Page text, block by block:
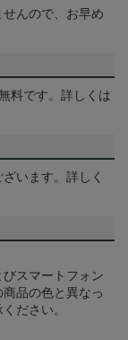
んので、お早め
料です。詳しくは
います。詳しく
スマートフォン
品の色と異なっ
ださい。